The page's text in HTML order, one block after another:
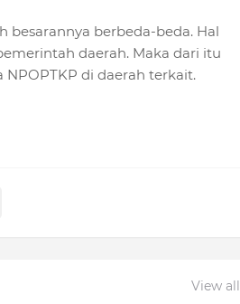
besarannya berbeda-beda. Hal
daerah. Maka dari itu
di daerah terkait.
View all